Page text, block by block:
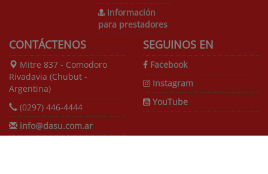
Información
para prestadores
CONTÁCTENOS
Mitre 837 - Comodoro
Rivadavia (Chubut -
Argentina)
(0297) 446-4444
info@dasu.com.ar
SEGUINOS EN
Facebook
Instagram
YouTube